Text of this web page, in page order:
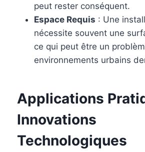
peut rester conséquent.
Espace Requis : Une
nécessite souvent une
ce qui peut être un
environnements urbains
Applications
Innovations
Technologiques